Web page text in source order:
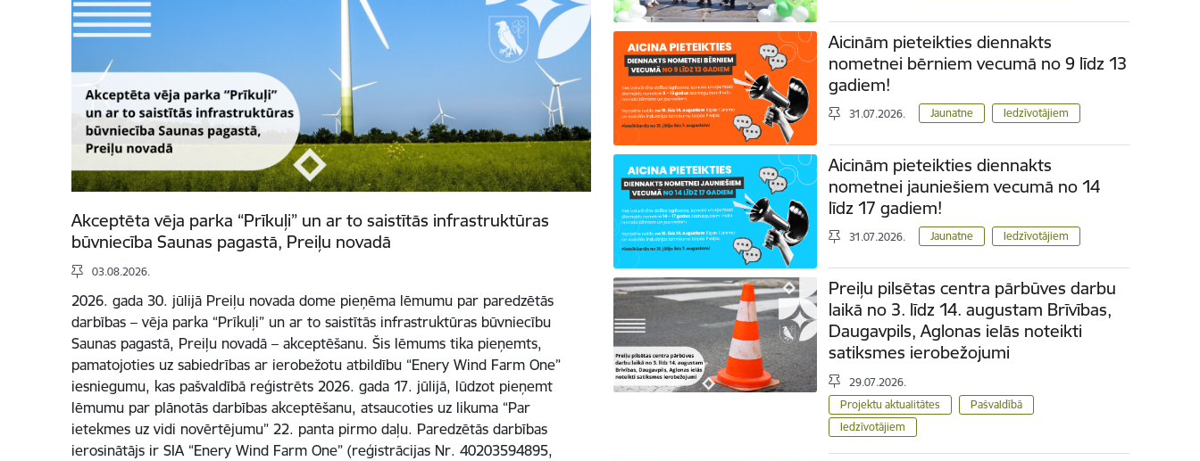
Akceptēta vēja parka “Prīkuļi” un ar to saistītās infrastruktūras
būvniecība Saunas pagastā, Preiļu novadā
03.08.2026.
2026. gada 30. jūlijā Preiļu novada dome pieņēma lēmumu par paredzētās
darbības – vēja parka “Prīkuļi” un ar to saistītās infrastruktūras būvniecību
Saunas pagastā, Preiļu novadā – akceptēšanu. Šis lēmums tika pieņemts,
pamatojoties uz sabiedrības ar ierobežotu atbildību “Enery Wind Farm One”
iesniegumu, kas pašvaldībā reģistrēts 2026. gada 17. jūlijā, lūdzot pieņemt
lēmumu par plānotās darbības akceptēšanu, atsaucoties uz likuma “Par
ietekmes uz vidi novērtējumu” 22. panta pirmo daļu. Paredzētās darbības
ierosinātājs ir SIA “Enery Wind Farm One” (reģistrācijas Nr. 40203594895,
Aicinām pieteikties diennakts
nometnei bērniem vecumā no 9 līdz 13
gadiem!
31.07.2026. Jaunatne Iedzīvotājiem
Aicinām pieteikties diennakts
nometnei jauniešiem vecumā no 14
līdz 17 gadiem!
31.07.2026. Jaunatne Iedzīvotājiem
Preiļu pilsētas centra pārbūves darbu
laikā no 3. līdz 14. augustam Brīvības,
Daugavpils, Aglonas ielās noteikti
satiksmes ierobežojumi
29.07.2026.
Projektu aktualitātes
Pašvaldībā
Iedzīvotājiem